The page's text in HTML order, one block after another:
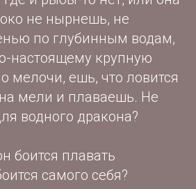
не нырнешь, не
по глубинным водам,
настоящему крупную
мелочи, ешь, что ловится
мели и плаваешь. Не
водного дракона?
боится плавать
самого себя?